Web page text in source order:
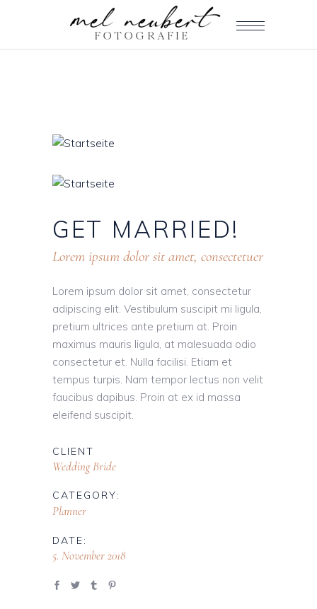
GET MARRIED!
Lorem ipsum dolor sit amet, consectetuer
Lorem ipsum dolor sit amet, consectetur
adipiscing elit. Vestibulum suscipit mi ligula,
pretium ultrices ante pretium at. Proin
maximus mauris ligula, at malesuada odio
consectetur et. Nulla facilisi. Etiam et
tempus turpis. Nam tempor lectus non velit
faucibus dapibus. Proin at ex id massa
eleifend suscipit.
CLIENT
Wedding Bride
CATEGORY:
Planner
DATE:
5. November 2018